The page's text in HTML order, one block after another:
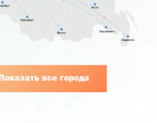
Показать все города